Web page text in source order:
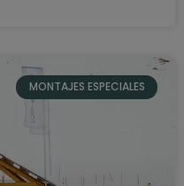
MONTAJES ESPECIALES